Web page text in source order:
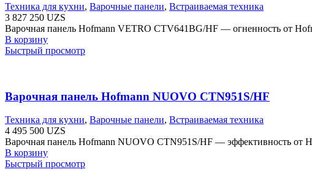
Техника для кухни, Варочные панели, Встраиваемая техника
3 827 250 UZS
Варочная панель Hofmann VETRO CTV641BG/HF — огненность от
В корзину
Быстрый просмотр
Варочная панель Hofmann NUOVO CTN951S/HF
Техника для кухни, Варочные панели, Встраиваемая техника
4 495 500 UZS
Варочная панель Hofmann NUOVO CTN951S/HF — эффективность от
В корзину
Быстрый просмотр